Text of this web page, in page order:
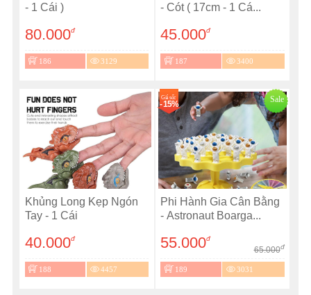
- 1 Cái )
80.000đ
186 3129
- Cót ( 17cm - 1 Cá...
45.000đ
187 3400
Khủng Long Kẹp Ngón
Tay - 1 Cái
40.000đ
188 4457
Sale
Giá sốc
- 15%
Phi Hành Gia Cân Bằng
- Astronaut Boarga...
55.000đ
65.000đ
189 3031